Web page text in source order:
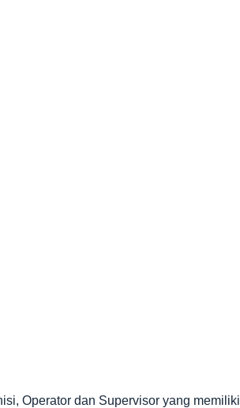
Operator dan Supervisor yang memiliki